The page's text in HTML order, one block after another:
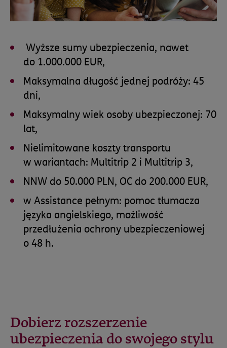
Wyższe sumy ubezpieczenia, nawet
do 1.000.000 EUR,
Maksymalna długość jednej podróży: 45
dni,
Maksymalny wiek osoby ubezpieczonej: 70
lat,
Nielimitowane koszty transportu
w wariantach: Multitrip 2 i Multitrip 3,
NNW do 50.000 PLN, OC do 200.000 EUR,
w Assistance pełnym: pomoc tłumacza
języka angielskiego, możliwość
przedłużenia ochrony ubezpieczeniowej
o 48 h.
Dobierz rozszerzenie
ubezpieczenia do swojego stylu